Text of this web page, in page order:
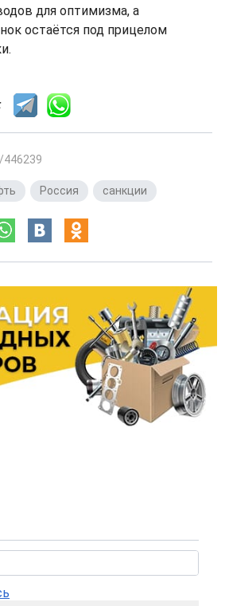
для оптимизма, а
остаётся под прицелом
446239
Россия санкции